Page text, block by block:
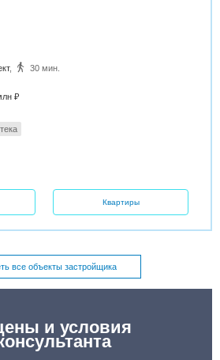
,
30 мин.
₽
Квартиры
все объекты застройщика
и условия